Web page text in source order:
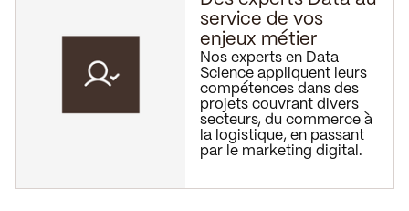
service de vos
enjeux métier
Nos experts en Data
Science appliquent leurs
compétences dans des
projets couvrant divers
secteurs, du commerce à
la logistique, en passant
par le marketing digital.